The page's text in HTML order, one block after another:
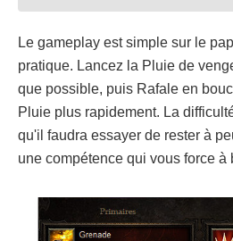
Le gameplay est simple sur le
pratique. Lancez la Pluie de
que possible, puis Rafale en
Pluie plus rapidement. La
qu'il faudra essayer de rester à
une compétence qui vous force à